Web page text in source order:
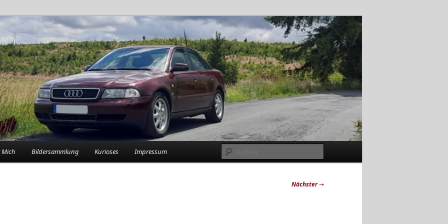
in der Garage
Bildersammlung Kurioses Impressum
Nächster→